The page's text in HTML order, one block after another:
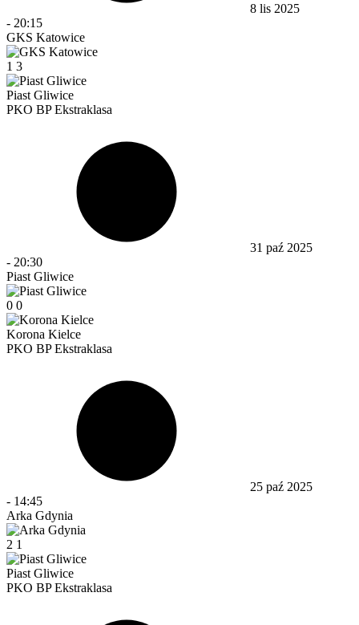
8 lis 2025
- 20:15
GKS Katowice
1 3
Piast Gliwice
PKO BP Ekstraklasa
31 paź 2025
- 20:30
Piast Gliwice
0 0
Korona Kielce
PKO BP Ekstraklasa
25 paź 2025
- 14:45
Arka Gdynia
2 1
Piast Gliwice
PKO BP Ekstraklasa